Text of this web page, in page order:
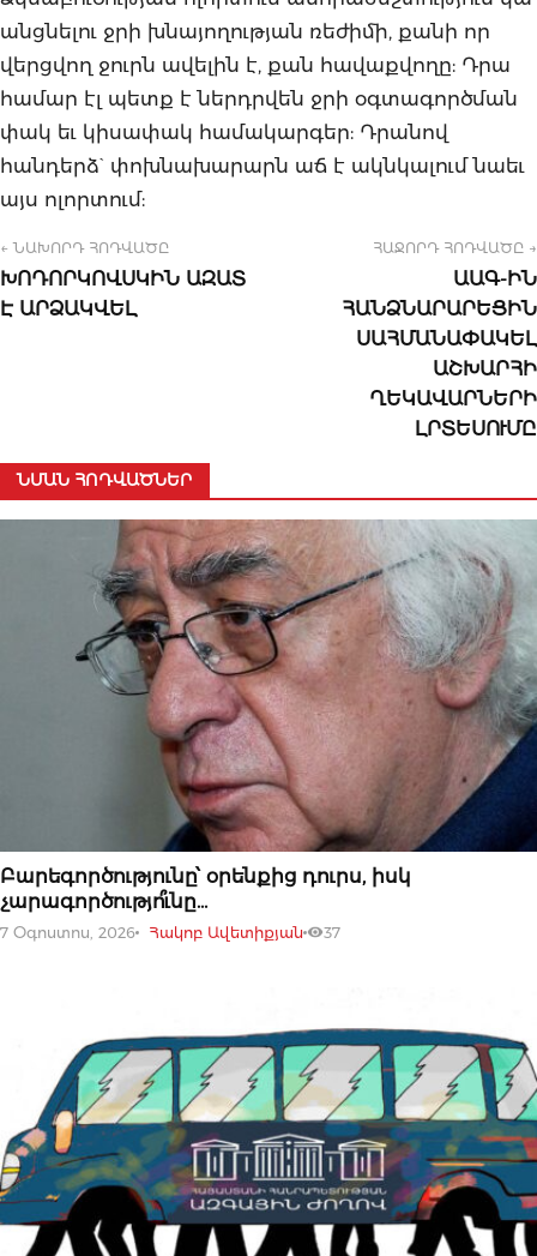
անցնելու ջրի խնայողության ռեժիմի, քանի որ
վերցվող ջուրն ավելին է, քան հավաքվողը: Դրա
համար էլ պետք է ներդրվեն ջրի օգտագործման
փակ եւ կիսափակ համակարգեր: Դրանով
հանդերձ` փոխնախարարն աճ է ակնկալում նաեւ
այս ոլորտում:
← ՆԱԽՈՐԴ ՀՈԴՎԱԾԸ
ԽՈԴՈՐԿՈՎՍԿԻՆ ԱԶԱՏ
Է ԱՐՁԱԿՎԵԼ
ՀԱՋՈՐԴ ՀՈԴՎԱԾԸ →
ԱԱԳ-ԻՆ
ՀԱՆՁՆԱՐԱՐԵՑԻՆ
ՍԱՀՄԱՆԱՓԱԿԵԼ
ԱՇԽԱՐՀԻ
ՂԵԿԱՎԱՐՆԵՐԻ
ԼՐՏԵՍՈՒՄԸ
ՆՄԱՆ ՀՈԴՎԱԾՆԵՐ
07 ՕԳՈՍՏՈՍԻ, 2026
Բարեգործությունը՝ օրենքից դուրս, իսկ
չարագործությո՞ւնը…
7 Օգոստոս, 2026 Հակոբ Ավետիքյան 37